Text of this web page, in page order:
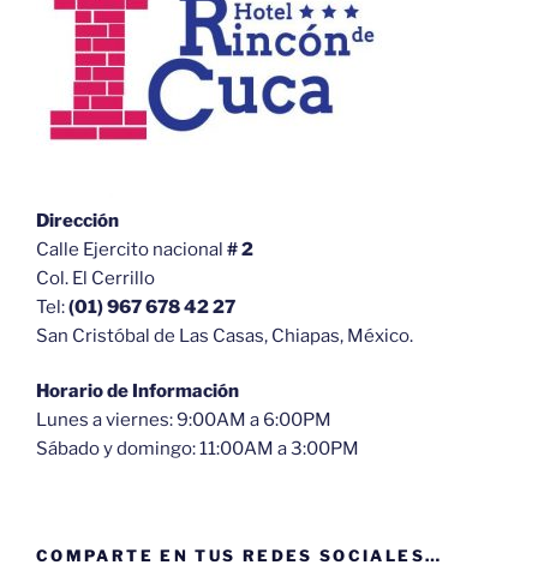
Dirección
Calle Ejercito nacional # 2
Col. El Cerrillo
Tel:(01) 967 678 42 27
San Cristóbal de Las Casas, Chiapas, México.
Horario de Información
Lunes a viernes: 9:00AM a 6:00PM
Sábado y domingo: 11:00AM a 3:00PM
COMPARTE EN TUS REDES SOCIALES…